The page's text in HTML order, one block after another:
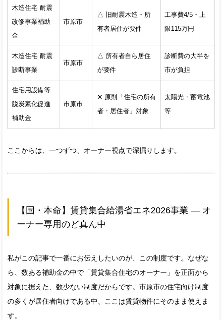
木造住宅 耐震
改修事業補助
金
市原市
△ 旧耐震木造・所
有者居住が要件
工事費4/5・上
限115万円
木造住宅 耐震
診断事業
市原市
△ 所有者自ら居住
が要件
診断費の大半を
市が負担
住宅用設備等
脱炭素化促進
補助金
市原市
✕ 原則「住宅の所有
者・居住者」対象
太陽光・蓄電池
等
ここからは、一つずつ、オーナー視点で深掘りします。
【国・本命】賃貸集合給湯省エネ2026事業 — オ
ーナー専用のど真ん中
私がこの記事で一番にお伝えしたいのが、この制度です。なぜな
ら、数ある補助金の中で「賃貸集合住宅のオーナー」を正面から
対象に据えた、数少ない制度だからです。市原市の住宅向け制度
の多くが居住者向けである中、ここは賃貸物件にそのまま使えま
す。